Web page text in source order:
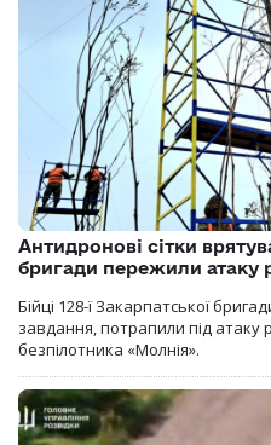
Антидронові сітки
бригади пережили атаку
Бійці 128-ї Закарпатської
завдання, потрапили під атаку
безпілотника «Молнія».